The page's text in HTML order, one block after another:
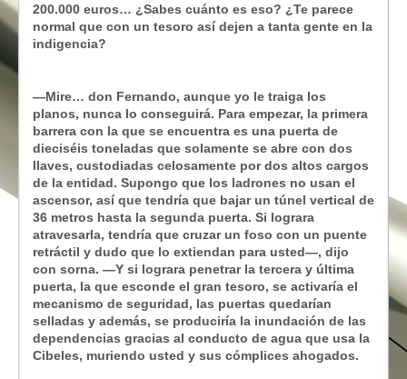
200.000 euros… ¿Sabes cuánto es eso? ¿Te parece
normal que con un tesoro así dejen a tanta gente en la
indigencia?
—Mire… don Fernando, aunque yo le traiga los
planos, nunca lo conseguirá. Para empezar, la primera
barrera con la que se encuentra es una puerta de
dieciséis toneladas que solamente se abre con dos
llaves, custodiadas celosamente por dos altos cargos
de la entidad. Supongo que los ladrones no usan el
ascensor, así que tendría que bajar un túnel vertical de
36 metros hasta la segunda puerta. Si lograra
atravesarla, tendría que cruzar un foso con un puente
retráctil y dudo que lo extiendan para usted—, dijo
con sorna. —Y si lograra penetrar la tercera y última
puerta, la que esconde el gran tesoro, se activaría el
mecanismo de seguridad, las puertas quedarían
selladas y además, se produciría la inundación de las
dependencias gracias al conducto de agua que usa la
Cibeles, muriendo usted y sus cómplices ahogados.